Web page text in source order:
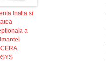
Inalta si
a